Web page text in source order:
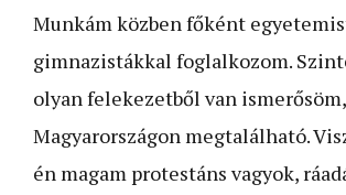
Munkám közben főként
gim­nazistákkal foglalkozom.
olyan felekezetből van
Magyarországon megtalálható.
én magam protestáns vagyok,